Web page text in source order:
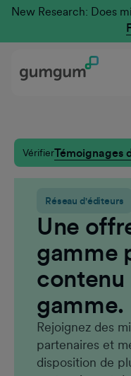
VérifierTémoignages
Réseau d'éditeurs
Une
gamme
contenu
gamme.
Rejoignez des
partenaires et
disposition de